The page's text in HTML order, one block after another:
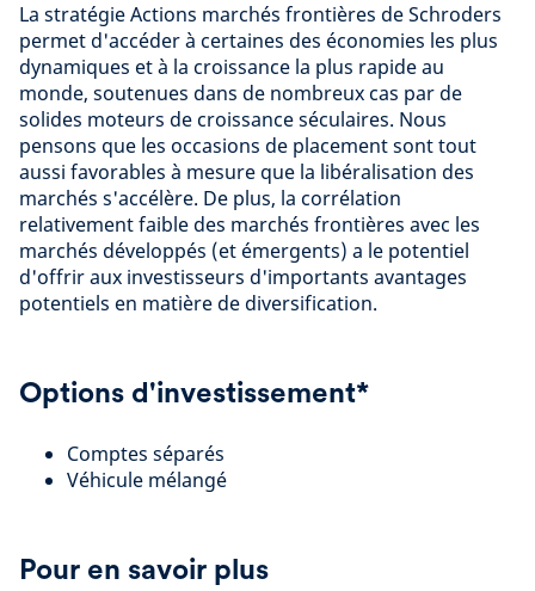
La stratégie Actions marchés frontières de Schroders
permet d'accéder à certaines des économies les plus
dynamiques et à la croissance la plus rapide au
monde, soutenues dans de nombreux cas par de
solides moteurs de croissance séculaires. Nous
pensons que les occasions de placement sont tout
aussi favorables à mesure que la libéralisation des
marchés s'accélère. De plus, la corrélation
relativement faible des marchés frontières avec les
marchés développés (et émergents) a le potentiel
d'offrir aux investisseurs d'importants avantages
potentiels en matière de diversification.
Options d'investissement*
Comptes séparés
Véhicule mélangé
Pour en savoir plus